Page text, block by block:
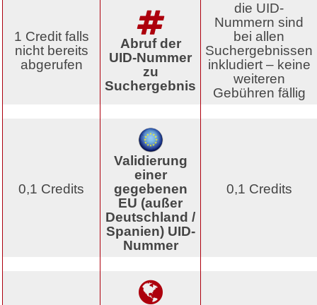
1 Credit falls
nicht bereits
abgerufen
Abruf der
UID-Nummer
zu
Suchergebnis
die UID-
Nummern sind
bei allen
Suchergebnissen
inkludiert – keine
weiteren
Gebühren fällig
0,1 Credits
Validierung
einer
gegebenen
EU (außer
Deutschland /
Spanien) UID-
Nummer
0,1 Credits